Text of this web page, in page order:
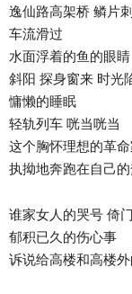
逸仙路高架桥 鳞片
车流滑过
水面浮着的鱼的眼睛
斜阳 探身窗来 时光
慵懒的睡眠
轻轨列车 咣当咣当
这个胸怀理想的革
执拗地奔跑在自己
谁家女人的哭号 倚
郁积已久的伤心事
诉说给高楼和高楼